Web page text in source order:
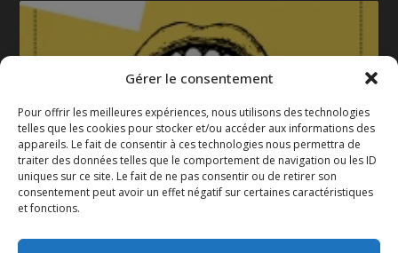
Gérer le consentement
Pour offrir les meilleures expériences, nous utilisons des technologies
telles que les cookies pour stocker et/ou accéder aux informations des
appareils. Le fait de consentir à ces technologies nous permettra de
traiter des données telles que le comportement de navigation ou les ID
uniques sur ce site. Le fait de ne pas consentir ou de retirer son
consentement peut avoir un effet négatif sur certaines caractéristiques
et fonctions.
La gazette 2025-2026